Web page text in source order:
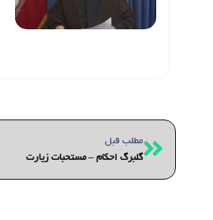
قبلیمطلب قبل
گلبرگ احکام – مستحبات زیارت